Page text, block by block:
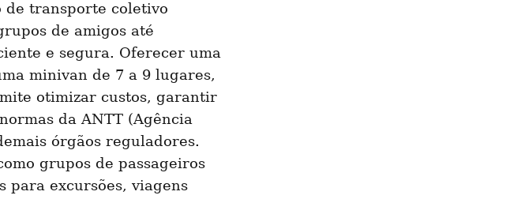
de transporte coletivo
de amigos até
e segura. Oferecer uma
minivan de 7 a 9 lugares,
otimizar custos, garantir
da ANTT (Agência
órgãos reguladores.
grupos de passageiros
para excursões, viagens